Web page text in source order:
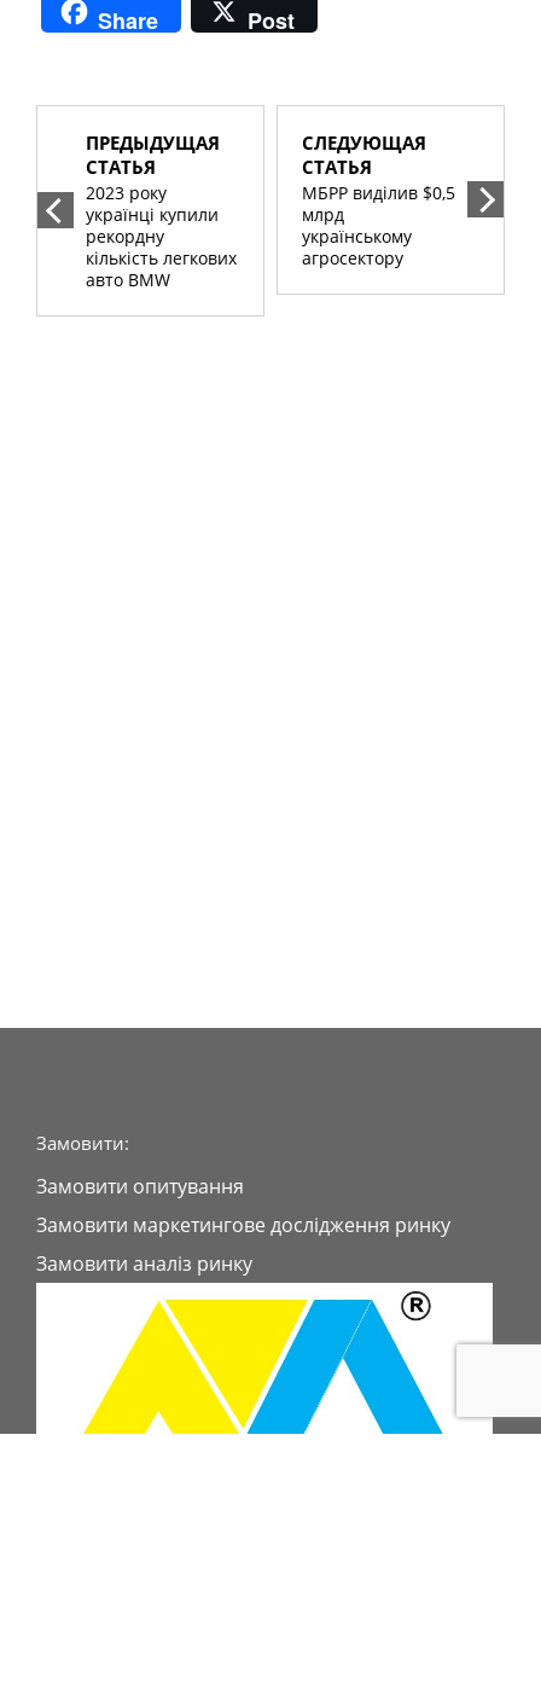
Share Post
ПРЕДЫДУЩАЯ
СТАТЬЯ
2023 року
українці купили
рекордну
кількість легкових
авто BMW
СЛЕДУЮЩАЯ
СТАТЬЯ
МБРР виділив $0,5
млрд
українському
агросектору
Замовити:
Замовити опитування
Замовити маркетингове дослідження ринку
Замовити аналіз ринку